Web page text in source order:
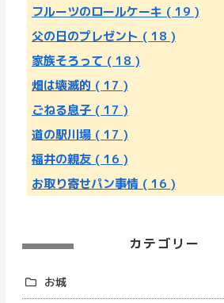
フルーツのロールケーキ ( 19 )
父の日のプレゼント ( 18 )
家族そろって ( 18 )
畑は壊滅的 ( 17 )
ごねる息子 ( 17 )
道の駅川場 ( 17 )
福井の親友 ( 16 )
お取り寄せパン事情 ( 16 )
カテゴリー
お城